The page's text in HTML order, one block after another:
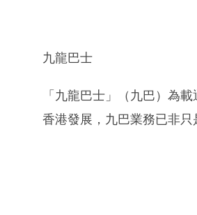
九龍巴士
「九龍巴士」（九巴）為
香港發展，九巴業務已非只